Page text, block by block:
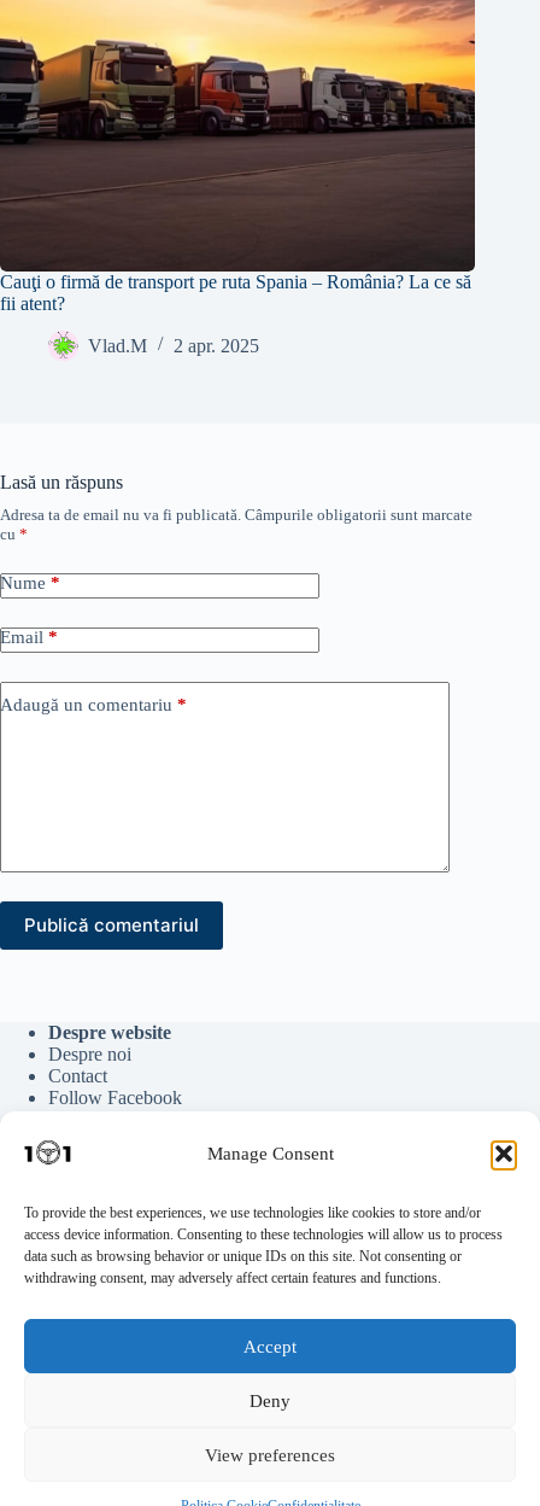
Manage Consent
To provide the best experiences, we use technologies like cookies to store and/or
access device information. Consenting to these technologies will allow us to process
data such as browsing behavior or unique IDs on this site. Not consenting or
withdrawing consent, may adversely affect certain features and functions.
Accept
Deny
View preferences
Cauţi o firmă de transport pe ruta Spania – România? La ce să
fii atent?
Vlad.M 2 apr. 2025
Lasă un răspuns
Adresa ta de email nu va fi publicată. Câmpurile obligatorii sunt marcate
cu *
Nume *
Email *
Adaugă un comentariu *
Publică comentariul
Despre website
Despre noi
Contact
Follow Facebook
Follow Youtube
Follow Tiktok
Parteneriate
Publicitate
Scrie pentru noi
Disclaimer de afiliere